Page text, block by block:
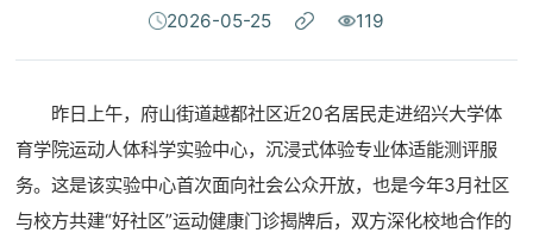
2026-05-25 119
昨日上午，府山街道越都社区近20名居民走进绍兴大学体
育学院运动人体科学实验中心，沉浸式体验专业体适能测评服
务。这是该实验中心首次面向社会公众开放，也是今年3月社区
与校方共建“好社区”运动健康门诊揭牌后，双方深化校地合作的